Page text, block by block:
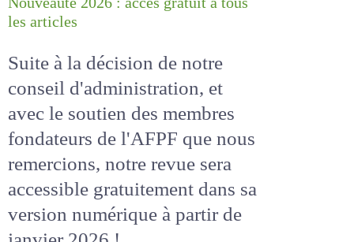
Nouveauté 2026 : accès gratuit à
Suite à la décision de notre
conseil d'administration, et
avec le soutien des membres
fondateurs de l'AFPF que nous
remercions, notre revue sera
accessiblegratuitementdans